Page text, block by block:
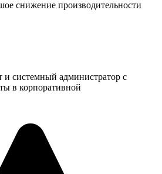
снижение производительности
и системный администратор с
в корпоративной